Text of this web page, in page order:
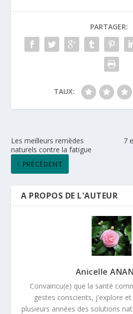
PARTAGER:
TAUX:
Les meilleurs remèdes
naturels contre la fatigue
PRÉCÉDENT
7
A PROPOS DE L'AUTEUR
Anicelle
Convaincu(e) que la santé
gestes conscients, j'explore
plusieurs années des solutions